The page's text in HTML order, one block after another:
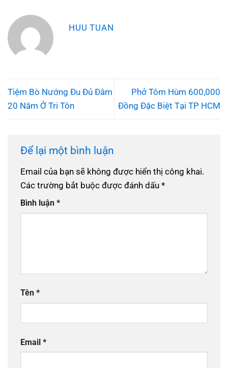
HUU TUAN
Tiệm Bò Nướng Đu Đủ Đâm
20 Năm Ở Tri Tôn
Phở Tôm Hùm 600,000
Đồng Đặc Biệt Tại TP HCM
Để lại một bình luận
Email của bạn sẽ không được hiển thị công khai.
Các trường bắt buộc được đánh dấu *
Bình luận *
Tên *
Email *